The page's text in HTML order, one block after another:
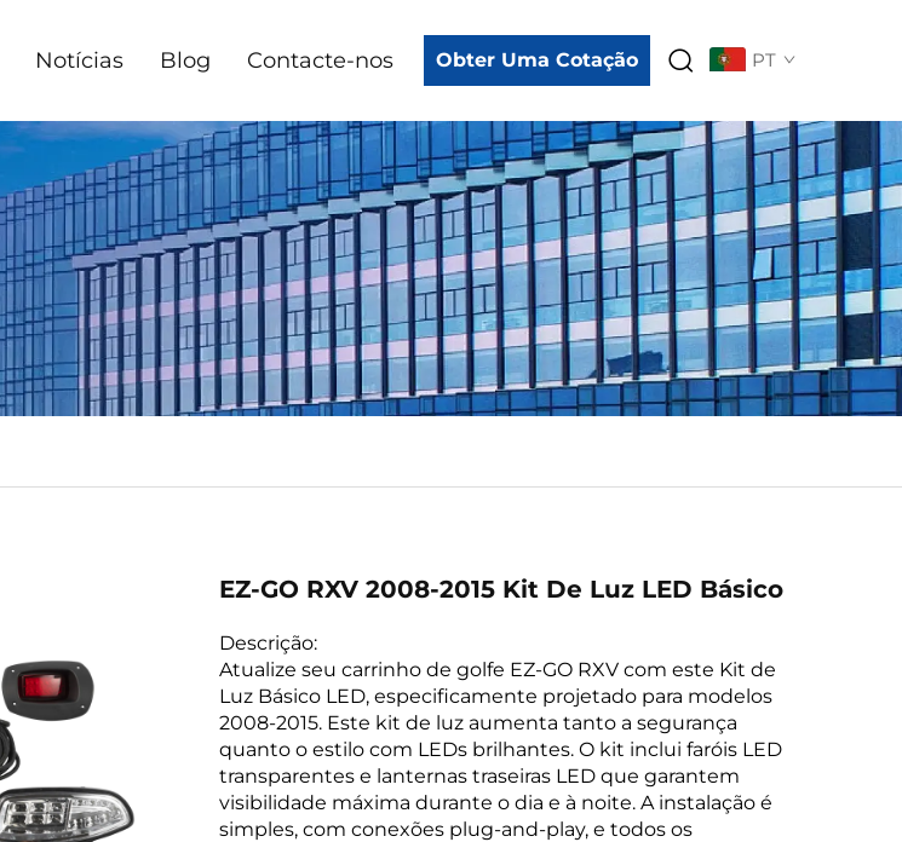
Notícias Blog Contacte-nos Obter Uma Cotação PT
EZ-GO RXV 2008-2015 Kit De Luz LED Básico
Descrição:
Atualize seu carrinho de golfe EZ-GO RXV com este Kit de
Luz Básico LED, especificamente projetado para modelos
2008-2015. Este kit de luz aumenta tanto a segurança
quanto o estilo com LEDs brilhantes. O kit inclui faróis LED
transparentes e lanternas traseiras LED que garantem
visibilidade máxima durante o dia e à noite. A instalação é
simples, com conexões plug-and-play, e todos os